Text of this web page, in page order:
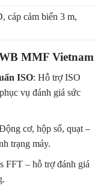
cáp cảm biến 3 m,
MMF Vietnam
ISO: Hỗ trợ ISO
vụ đánh giá sức
cơ, hộp số, quạt –
trạng máy.
FFT – hỗ trợ đánh giá